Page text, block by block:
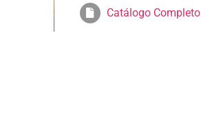
Catálogo Completo